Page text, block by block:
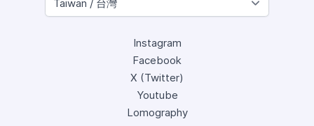
Instagram
Facebook
X (Twitter)
Youtube
Lomography